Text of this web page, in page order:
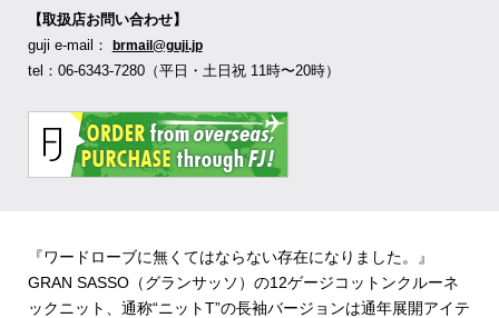
【取扱店お問い合わせ】
guji e-mail：
brmail@guji.jp
tel：06-6343-7280（平日・土日祝 11時〜20時）
『ワードローブに無くてはならない存在になりました。』
GRAN SASSO（グランサッソ）の12ゲージコットンクルーネ
ックニット、通称“ニットT”の長袖バージョンは通年展開アイテ